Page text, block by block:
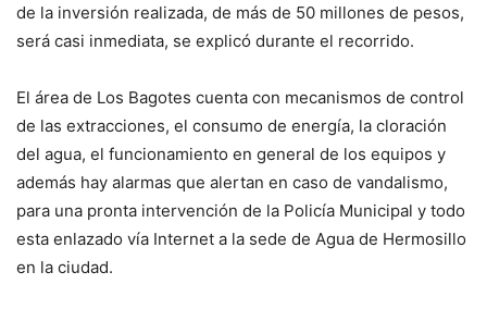
de la inversión realizada, de más de 50 millones de pesos,
será casi inmediata, se explicó durante el recorrido.
El área de Los Bagotes cuenta con mecanismos de control
de las extracciones, el consumo de energía, la cloración
del agua, el funcionamiento en general de los equipos y
además hay alarmas que alertan en caso de vandalismo,
para una pronta intervención de la Policía Municipal y todo
esta enlazado vía Internet a la sede de Agua de Hermosillo
en la ciudad.